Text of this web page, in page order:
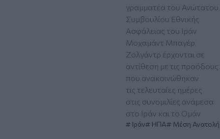
γραμματέα του Ανώτατου
Συμβουλίου Εθνικής
Ασφάλειας του Ιράν
Μοχαμάντ Μπαγέρ
Ζολγάντρ έρχονται σε
αντίθεση με τις προόδους
που ανακοινώθηκαν
τις τελευταίες ημέρες
στις συνομιλίες ανάμεσα
στο Ιράν και το Ομάν
Ιράν ΗΠΑ Μέση Ανατολή